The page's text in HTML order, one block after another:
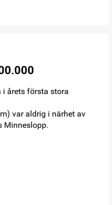
i årets första stora
var aldrig i närhet av
Minneslopp.